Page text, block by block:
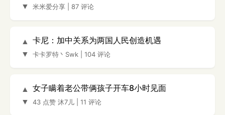
▼
米米爱分享 87 评论
▲
▼
卡尼：加中关系为两国人民创造机遇
卡卡罗特丶Swk 104 评论
▲
▼
女子瞒着老公带俩孩子开车8小时见面
43 点赞 沐7儿 11 评论